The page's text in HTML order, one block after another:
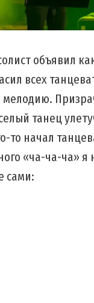
объявил
всех
мелодию.
танец
то начал
«ча-ча-ча»
сами: